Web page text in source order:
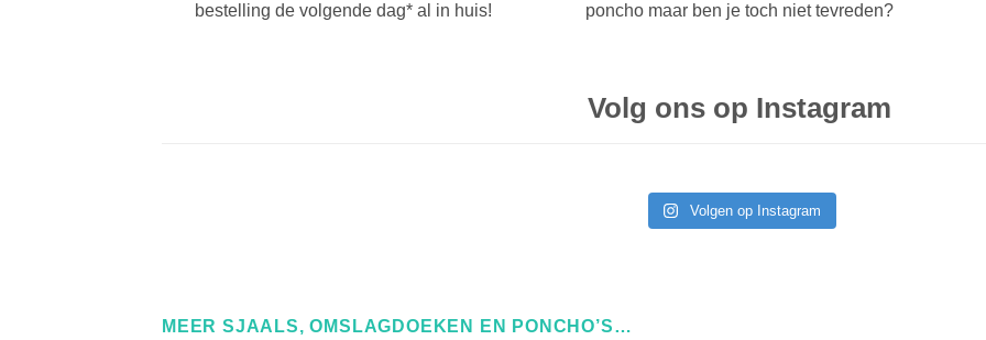
bestelling de volgende dag* al in huis!
poncho maar ben je toch niet tevreden?
Volg ons op Instagram
Volgen op Instagram
MEER SJAALS, OMSLAGDOEKEN EN PONCHO’S…